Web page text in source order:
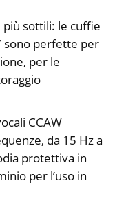
sottili: le cuffie
sono perfette per
per le
CCAW
da 15 Hz a
protettiva in
per l’uso in